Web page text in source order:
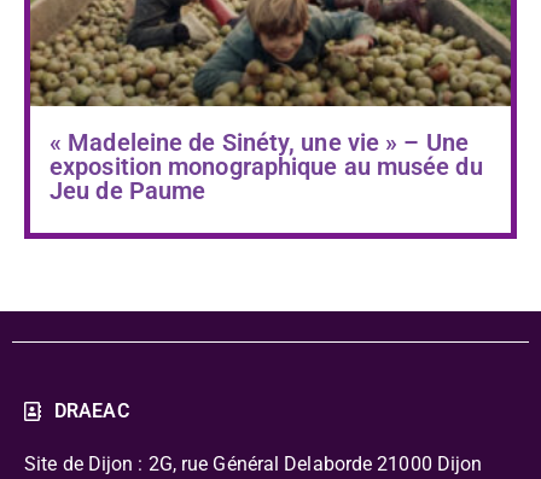
« Madeleine de Sinéty, une vie » – Une
exposition monographique au musée du
Jeu de Paume
DRAEAC
Site de Dijon : 2G, rue Général Delaborde 21000 Dijon